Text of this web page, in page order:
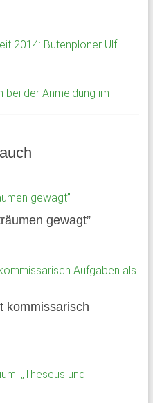
2014: Butenplöner Ulf
bei der Anmeldung im
gewagt”
kommissarisch